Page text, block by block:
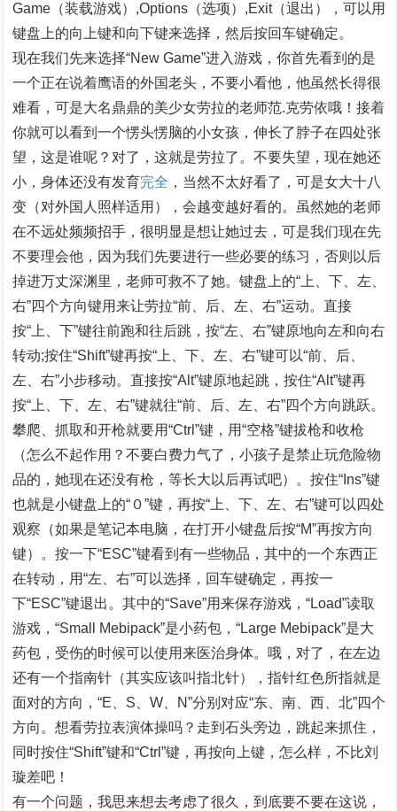
Game（装载游戏）,Options（选项）,Exit（退出），可以用
键盘上的向上键和向下键来选择，然后按回车键确定。
现在我们先来选择“New Game”进入游戏，你首先看到的是
一个正在说着鹰语的外国老头，不要小看他，他虽然长得很
难看，可是大名鼎鼎的美少女劳拉的老师范.克劳依哦！接着
你就可以看到一个愣头愣脑的小女孩，伸长了脖子在四处张
望，这是谁呢？对了，这就是劳拉了。不要失望，现在她还
小，身体还没有发育完全 ，当然不太好看了，可是女大十八
变（对外国人照样适用），会越变越好看的。虽然她的老师
在不远处频频招手，很明显是想让她过去，可是我们现在先
不要理会他，因为我们先要进行一些必要的练习，否则以后
掉进万丈深渊里，老师可救不了她。键盘上的“上、下、左、
右”四个方向键用来让劳拉“前、后、左、右”运动。直接
按“上、下”键往前跑和往后跳，按“左、右”键原地向左和向右
转动;按住“Shift”键再按“上、下、左、右”键可以“前、后、
左、右”小步移动。直接按“Alt”键原地起跳，按住“Alt”键再
按“上、下、左、右”键就往“前、后、左、右”四个方向跳跃。
攀爬、抓取和开枪就要用“Ctrl”键，用“空格”键拔枪和收枪
（怎么不起作用？不要白费力气了，小孩子是禁止玩危险物
品的，她现在还没有枪，等长大以后再试吧）。按住“Ins”键
也就是小键盘上的“０”键，再按“上、下、左、右”键可以四处
观察（如果是笔记本电脑，在打开小键盘后按“M”再按方向
键）。按一下“ESC”键看到有一些物品，其中的一个东西正
在转动，用“左、右”可以选择，回车键确定，再按一
下“ESC”键退出。其中的“Save”用来保存游戏，“Load”读取
游戏，“Small Mebipack”是小药包，“Large Mebipack”是大
药包，受伤的时候可以使用来医治身体。哦，对了，在左边
还有一个指南针（其实应该叫指北针），指针红色所指就是
面对的方向，“E、S、W、N”分别对应“东、南、西、北”四个
方向。想看劳拉表演体操吗？走到石头旁边，跳起来抓住，
同时按住“Shift”键和“Ctrl”键，再按向上键，怎么样，不比刘
璇差吧！
有一个问题，我思来想去考虑了很久，到底要不要在这说，